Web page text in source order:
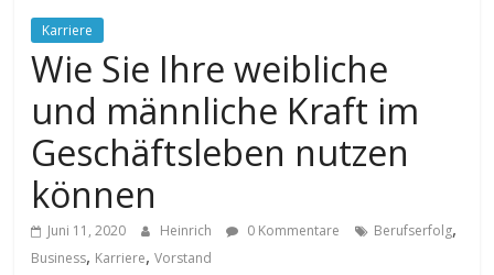
Karriere
Wie Sie Ihre weibliche
und männliche Kraft im
Geschäftsleben nutzen
können
Juni 11, 2020 Heinrich 0 Kommentare Berufserfolg,
Business, Karriere,Vorstand